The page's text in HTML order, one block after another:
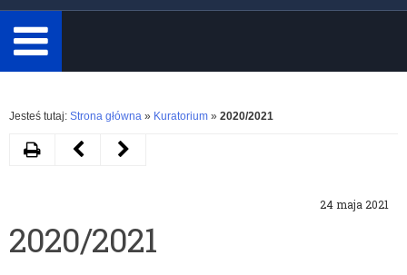
minimum
3
znaki.
Rozwiń
Jesteś tutaj: Strona główna » Kuratorium » 2020/2021
24 maja 2021
2020/2021
DrukujNastępny
MEiN,
Poprzedni
2021/2022